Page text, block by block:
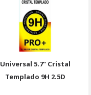
Universal 5.7" Cristal
Templado 9H 2.5D